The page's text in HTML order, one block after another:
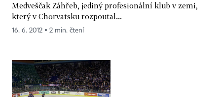
Medveščak Záhřeb, jediný profesionální klub v zemi,
který v Chorvatsku rozpoutal...
16. 6. 2012 ▪ 2 min. čtení